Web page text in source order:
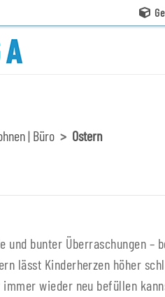
| Büro Ostern
und bunter Überraschungen –
lässt Kinderherzen höher
wieder neu befüllen
Entdecke bei
Osterfest zu einem